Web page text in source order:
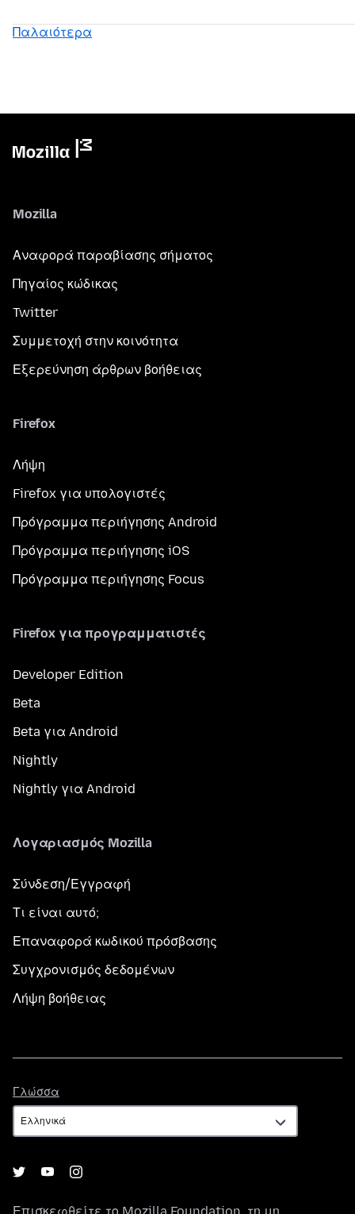
Παλαιότερα
Mozilla
Αναφορά παραβίασης σήματος
Πηγαίος κώδικας
Twitter
Συμμετοχή στην κοινότητα
Εξερεύνηση άρθρων βοήθειας
Firefox
Λήψη
Firefox για υπολογιστές
Πρόγραμμα περιήγησης Android
Πρόγραμμα περιήγησης iOS
Πρόγραμμα περιήγησης Focus
Firefox για προγραμματιστές
Developer Edition
Beta
Beta για Android
Nightly
Nightly για Android
Λογαριασμός Mozilla
Σύνδεση/Εγγραφή
Τι είναι αυτό;
Επαναφορά κωδικού πρόσβασης
Συγχρονισμός δεδομένων
Λήψη βοήθειας
Γλώσσα